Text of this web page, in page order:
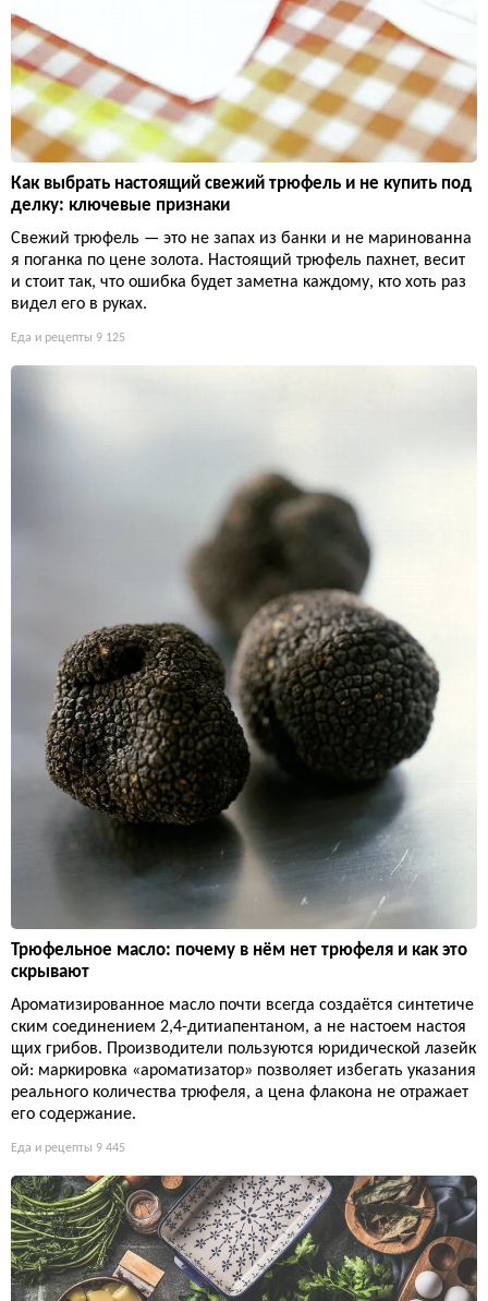
Как выбрать настоящий свежий трюфель и не купить под
делку: ключевые признаки
Свежий трюфель — это не запах из банки и не маринованна
я поганка по цене золота. Настоящий трюфель пахнет, весит
и стоит так, что ошибка будет заметна каждому, кто хоть раз
видел его в руках.
Еда и рецепты 9 125
Трюфельное масло: почему в нём нет трюфеля и как это
скрывают
Ароматизированное масло почти всегда создаётся синтетиче
ским соединением 2,4-дитиапентаном, а не настоем настоя
щих грибов. Производители пользуются юридической лазейк
ой: маркировка «ароматизатор» позволяет избегать указания
реального количества трюфеля, а цена флакона не отражает
его содержание.
Еда и рецепты 9 445